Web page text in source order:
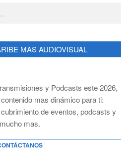
MAS AUDIOVISUAL
y Podcasts este 2026,
mas dinámico para ti:
de eventos, podcasts y
mucho mas.